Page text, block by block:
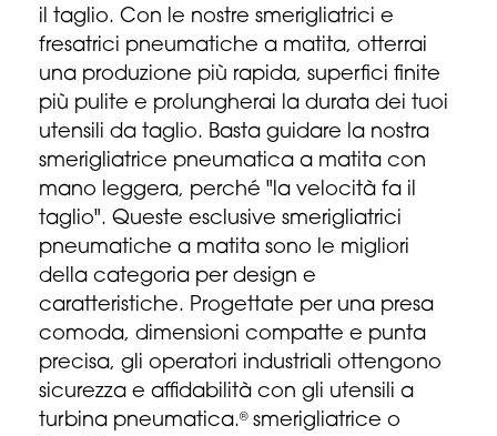
il taglio. Con le nostre smerigliatrici e
fresatrici pneumatiche a matita, otterrai
una produzione più rapida, superfici finite
più pulite e prolungherai la durata dei tuoi
utensili da taglio. Basta guidare la nostra
smerigliatrice pneumatica a matita con
mano leggera, perché "la velocità fa il
taglio". Queste esclusive smerigliatrici
pneumatiche a matita sono le migliori
della categoria per design e
caratteristiche. Progettate per una presa
comoda, dimensioni compatte e punta
precisa, gli operatori industriali ottengono
sicurezza e affidabilità con gli utensili a
turbina pneumatica.®smerigliatrice o